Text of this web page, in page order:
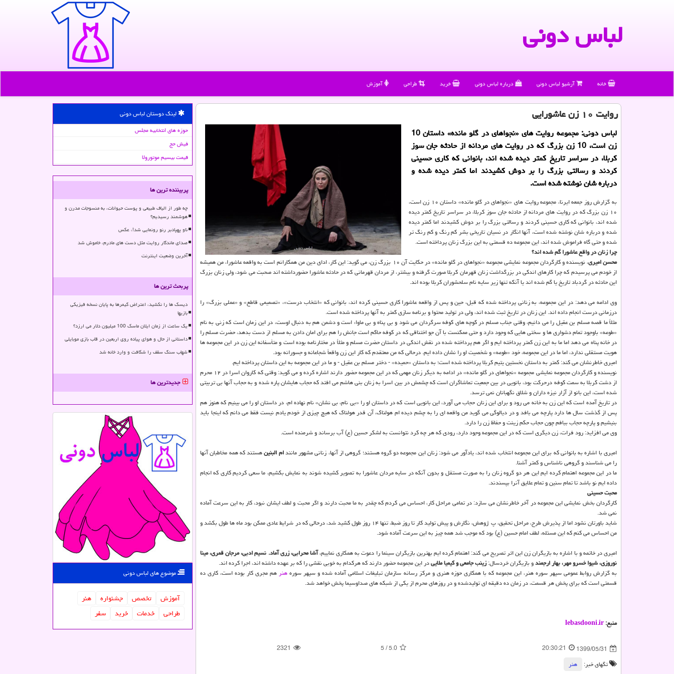
لباس دونی
خانه آرشیو لباس دونی درباره لباس دونی خرید طراحی آموزش
روایت ۱۰ زن عاشورایی
لباس دونی: مجموعه روایت های «نجواهای در گلو مانده» داستان 10
زن است، 10 زن بزرگ كه در روایت های مردانه از حادثه جان سوز
كربلا، در سراسر تاریخ كمتر دیده شده اند، بانوانی كه كاری حسینی
كردند و رسالتی بزرگ را بر دوش كشیدند اما كمتر دیده شده و
درباره شان نوشته شده است.
به گزارش روز جمعه ایرنا، مجموعه روایت های «نجواهای در گلو مانده» داستان ۱۰ زن است،
۱۰ زن بزرگ که در روایت های مردانه از حادثه جان سوز کربلا، در سراسر تاریخ کمتر دیده
شده اند، بانوانی که کاری حسینی کردند و رسالتی بزرگ را بر دوش کشیدند اما کمتر دیده
شده و درباره شان نوشته شده است، آنها انگار در نسیان تاریخی بشر کم رنگ و کم رنگ تر
شده و حتی گاه فراموش شده اند، این مجموعه ده قسمتی به این بزرگ زنان پرداخته است.
چرا زنان در واقع عاشورا گم شده اند؟
محسن امیری
، نویسنده و کارگردان مجموعه نمایشی مجموعه «نجواهای در گلو مانده» در حکایت آن ۱۰ بزرگ زن، می گوید: این کار، ادای دین من همکارانم است به واقعه عاشورا، من همیشه
از خودم می پرسیدم که چرا کارهای اندکی در بزرگداشت زنان قهرمان کربلا صورت گرفته و بیشتر، از مردان قهرمانی که در حادثه عاشورا حضورداشته اند صحبت می شود، ولی زنان بزرگ
این حادثه در گردباد تاریخ یا گم شده اند یا آنکه تنها زیر سایه نام سلحشوران کربلا بوده اند.
وی ادامه می دهد: در این مجموعه، به زنانی پرداخته شده که قبل، حین و پس از واقعه عاشورا کاری حسینی کرده اند، بانوانی که «انتخاب درست»، «تصمیمی قاطع» و «عملی بزرگ» را
درزمانی درست انجام داده اند. این زنان در تاریخ ثبت شده اند، ولی در تولید محتوا و برنامه سازی کمتر به آنها پرداخته شده است.
مثلاً ما قصه مسلم بن عقیل را می دانیم، وقتی جناب مسلم در کوچه های کوفه سرگردان می شود و بی پناه و بی ماواء است و دشمن هم به دنبال اوست، در این زمان است که زنی به نام
«طوعه» باوجود تمام دشواری ها و سختی هایی که وجود دارد و حتی ممکنست با آن جو اختناقی که در کوفه حاکم است جانش را هم برای امان دادن به مسلم از دست بدهد، حضرت مسلم را
در خانه پناه می دهد اما ما به این زن کمتر پرداخته ایم و اگر هم پرداخته شده در نقش اندکی در داستان حضرت مسلم و مثلاً در مختارنامه بوده است و متأسفانه این زن در این مجموعه ها
هویت مستقلی ندارد، اما ما در این مجموعه، خود «طوعه» و شخصیت او را نشان داده ایم. درحالی که من معتقدم که کار این زن واقعاً شجاعانه و جسورانه بود.
امیری خاطرنشان می کند: کمتر به داستان نخستین یتیم کربلا پرداخته شده است؛ به داستان «حمیده» - دختر مسلم بن عقیل - و ما در این مجموعه به این داستان پرداخته ایم.
نویسنده و کارگردان مجموعه نمایشی مجموعه «نجواهای در گلو مانده» در ادامه به دیگر زنان مهمی که در این مجموعه حضور دارند اشاره کرده و می گوید: وقتی که کاروان اسرا در ۱۲ محرم
از دشت کربلا به سمت کوفه درحرکت بود، بانویی در بین جمعیت تماشاگران است که چشمش در بین اسرا به زنان بنی هاشم می افتد که حجاب هایشان پاره شده و به حجاب آنها بی تربیتی
شده است، این بانو از آزار نیزه داران و شلاق نگهبانان نمی ترسد.
در تاریخ آمده است که این زن به خانه می رود و برای این زنان حجاب می آورد، این بانویی است که در داستان او را «بی نام، بی نشان» نام نهاده ام، در داستان او را می بینیم که هنوز هم
پس از گذشت سال ها دارد پارچه می بافد و در دیالوگی می گوید من واقعه ای را به چشم دیده ام هولناک، آن قدر هولناک که هیچ چیزی از خودم یادم نیست فقط می دانم که اینجا باید
بنیشیم و پارچه حجاب ببافم چون حجاب حکم زینت و حفاظ زن را دارد.
وی می افزاید: رود فرات، زن دیگری است که در این مجموعه وجود دارد، رودی که هر چه کرد نتوانست به لشکر حسین (ع) آب برساند و شرمنده است.
امیری با اشاره به بانوانی که برای این مجموعه انتخاب شده اند، یادآور می شود: زنان این مجموعه دو گروه هستند؛ گروهی از آنها، زنانی مشهور مانندام البنینهستند که همه مخاطبان آنها
را می شناسند و گروهی ناشناس و کمتر آشنا.
ما در این مجموعه اهتمام کرده ایم این هر دو گروه زنان را به صورت مستقل و بدون آنکه در سایه مردان عاشورا به تصویر کشیده شوند به نمایش بکشیم، ما سعی کردیم کاری که انجام
داده ایم نو باشد تا تمام سنین و تمام علایق آنرا بپسندند.
محبت حسینی
کارگردان بخش نمایشی این مجموعه در آخر خاطرنشان می سازد: در تمامی مراحل کار، احساس می کردم که چقدر به ما محبت دارند و اگر محبت و لطف ایشان نبود، کار به این سرعت آماده
نمی شد.
شاید باورتان نشود اما از پذیرش طرح، مراحل تحقیق، پ ژوهش، نگارش و پیش تولید کار تا روز ضبط، تنها ۱۴ روز طول کشید شد، درحالی که در شرایط عادی ممکن بود ماه ها طول بکشد و
من احساس می کنم که این مسئله، لطف امام حسین (ع) بود که موجب شد همه چیز به این سرعت آماده شود.
امیری در خاتمه و با اشاره به بازیگران زن این اثر تصریح می کند: اهتمام کرده ایم بهترین بازیگران سینما را دعوت به همکاری نماییم،آشا محرابی، زری آماد. نسیم ادبی، مرجان قمری، مینا
نوروزی، شیوا خسرو مهر، بهار ارجمندو بازیگران خردسال:زینب جامعی و کیمیا ملاییدر این مجموعه حضور دارند که هرکدام به خوبی نقشی را که بر عهده داشته اند، اجرا کرده اند.
به گزارش روابط عمومی سپهر سوره هنر، این مجموعه که با همکاری حوزه هنری و مرکز رسانه سازمان تبلیغات اسلامی آماده شده و سپهر سورههنرهم مجری کار بوده است، کاری ده
قسمتی است که برای پخش هر قسمت، در زمان ده دقیقه ای تولیدشده و در روزهای محرم از یکی از شبکه های صداوسیما پخش خواهد شد.
منبع:lebasdooni.ir
1399/05/31
20:30:21
5.0
/
5
2321
تگهای خبر:
هنر
لینک دوستان لباس دونی
حوزه های انتخابیه مجلس
فیش حج
قیمت بیسیم موتورولا
پربیننده ترین ها
چه طور از الیاف طبیعی و پوست حیوانات، به منسوجات مدرن و
هوشمند رسیدیم؟
ناو پهپادبر رنو رونمایی شد!، عکس
صدای ماندگار روایت مثل دست های مادرم، خاموش شد
آخرین وضعیت اینترنت
پربحث ترین ها
دیسک ها را نکشید، اعتراض گیمرها به پایان نسخه فیزیکی
بازیها
یک ساعت از زمان ایلان ماسک 100 میلیون دلار می ارزد؟
داستانی از حال و هوای پیاده روی اربعین در قاب بازی موبایلی
شهاب سنگ سقف را شکافت و وارد خانه شد
جدیدترین ها
موضوع های لباس دونی
آموزش تخصص جشنواره
هنر
طراحی
خدمات خرید سفر